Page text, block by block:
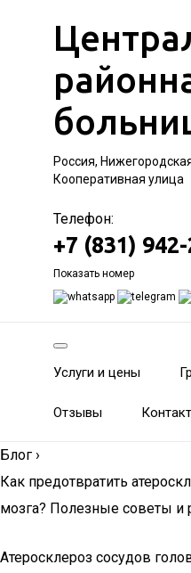
Россия,
Кооперативная улица
Телефон:
+7 (831)
Показать номер
Услуги и цены
Отзывы
Блог ›
Как предотвратить
мозга? Полезные советы и
Атеросклероз сосудов